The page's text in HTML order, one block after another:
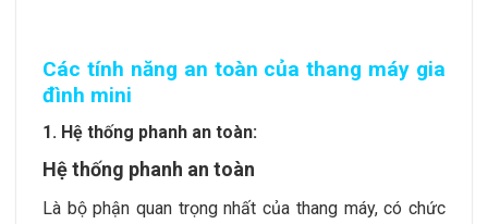
Các tính năng an toàn của thang máy gia
đình mini
1. Hệ thống phanh an toàn:
Hệ thống phanh an toàn
Là bộ phận quan trọng nhất của thang máy, có chức